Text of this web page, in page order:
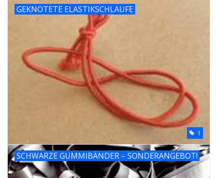
GEKNOTETE ELASTIKSCHLAUFE
1
SCHWARZE GUMMIBÄNDER – SONDERANGEBOT!